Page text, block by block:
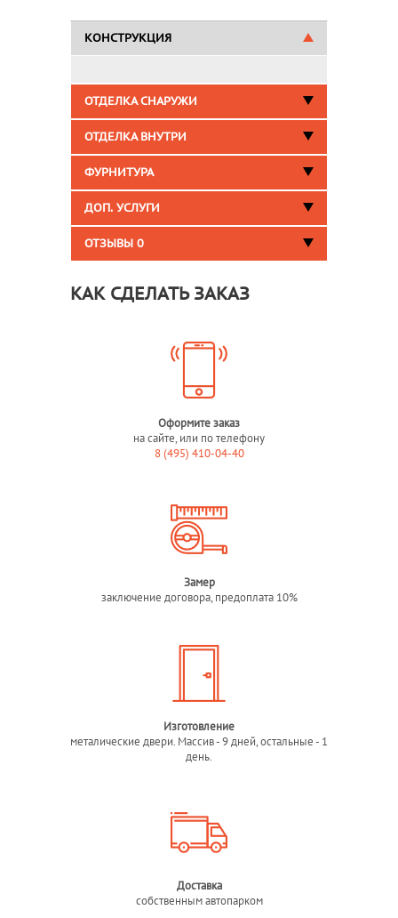
КОНСТРУКЦИЯ
ОТДЕЛКА СНАРУЖИ
ОТДЕЛКА ВНУТРИ
ФУРНИТУРА
ДОП. УСЛУГИ
ОТЗЫВЫ 0
КАК СДЕЛАТЬ ЗАКАЗ
Оформите заказ
на сайте, или по телефону
8 (495) 410-04-40
Замер
заключение договора, предоплата 10%
Изготовление
металические двери. Массив - 9 дней, остальные - 1
день.
Доставка
собственным автопарком